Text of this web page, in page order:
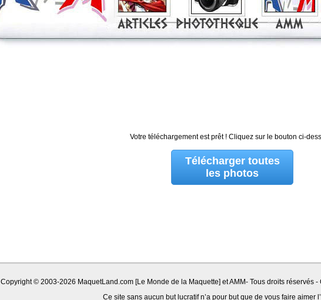
Votre téléchargement est prêt ! Cliquez sur le bouton ci-
Télécharger toutes
les photos
Copyright © 2003-2026 MaquetLand.com [Le Monde de la Maquette] et AMM- Tous droits réservés
Ce site sans aucun but lucratif n’a pour but que de vous faire aimer